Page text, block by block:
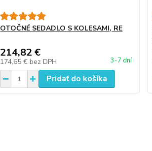
OTOČNÉ SEDADLO S KOLESAMI, RE
214,82 €
174,65 € bez DPH 3-7 dní
Pridať do košíka